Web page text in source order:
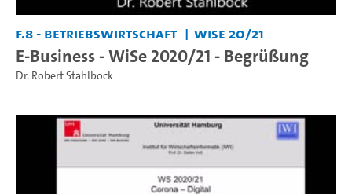
F.8 - Betriebswirtschaft WiSe 20/21
E-Business - WiSe 2020/21 - Begrüßung
Dr. Robert Stahlbock